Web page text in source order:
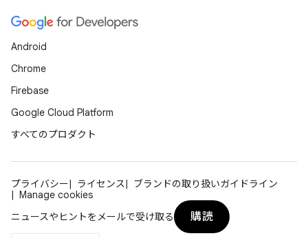
Android
Chrome
Firebase
Google Cloud Platform
すべてのプロダクト
プライバシー ライセンス
ブランドの取り扱いガイドライン
Manage cookies
ニュースやヒントをメールで受け取る
購読